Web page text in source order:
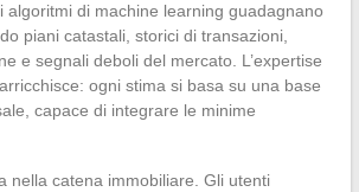
algoritmi di machine learning guadagnano
piani catastali, storici di transazioni,
e segnali deboli del mercato. L’expertise
ogni stima si basa su una base
capace di integrare le minime
nella catena immobiliare. Gli utenti